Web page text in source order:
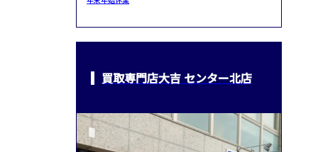
買取専門店大吉 センター北店